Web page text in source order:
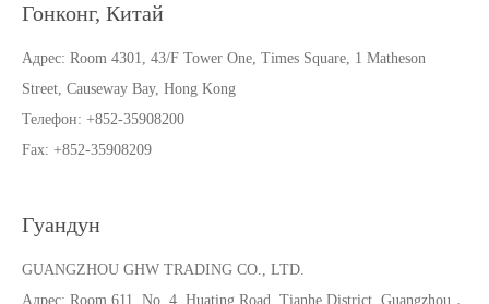
Гонконг, Китай
Адрес: Room 4301, 43/F Tower One, Times Square, 1 Matheson
Street, Causeway Bay, Hong Kong
Телефон: +852-35908200
Fax: +852-35908209
Гуандун
GUANGZHOU GHW TRADING CO., LTD.
Адрес: Room 611, No. 4, Huating Road, Tianhe District, Guangzhou，